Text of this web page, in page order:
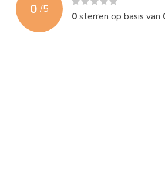
0 /5
0sterren op basis van